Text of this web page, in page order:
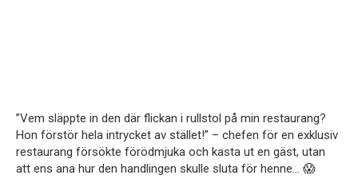
”Vem släppte in den där flickan i rullstol på min restaurang?
Hon förstör hela intrycket av stället!” – chefen för en exklusiv
restaurang försökte förödmjuka och kasta ut en gäst, utan
att ens ana hur den handlingen skulle sluta för henne… 😱